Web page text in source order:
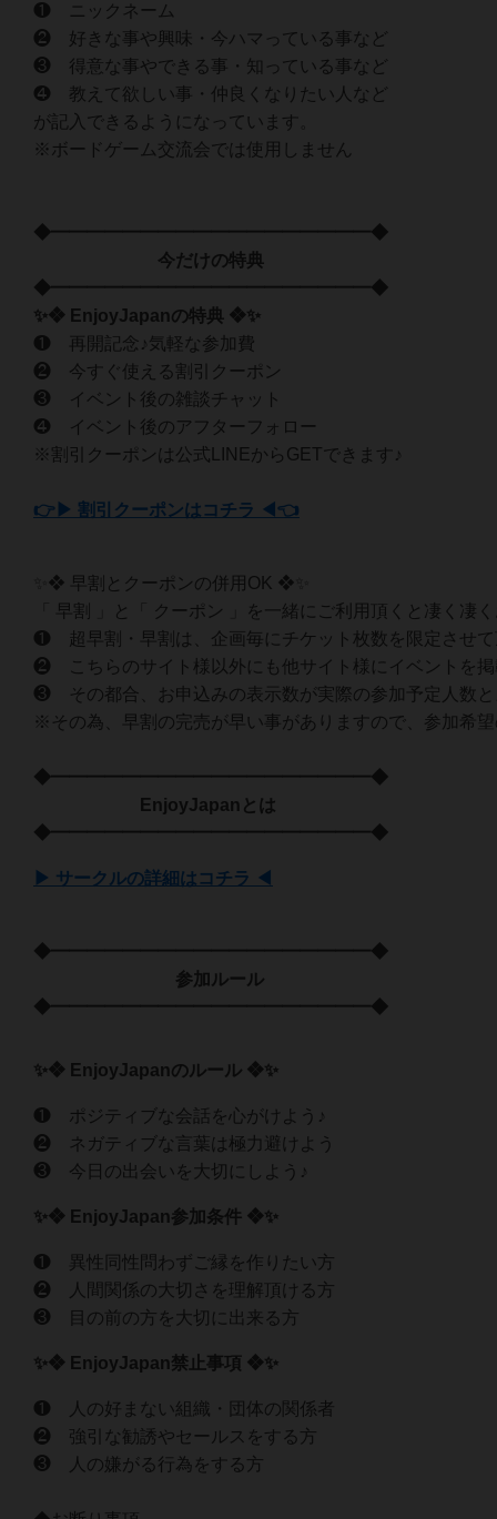
❶ ニックネーム
❷ 好きな事や興味・今ハマっている事など
❸ 得意な事やできる事・知っている事など
❹ 教えて欲しい事・仲良くなりたい人など
が記入できるようになっています。
※ボードゲーム交流会では使用しません
◆━━━━━━━━━━━━━━━━━━◆
今だけの特典
◆━━━━━━━━━━━━━━━━━━◆
✨❖ EnjoyJapanの特典 ❖✨
❶ 再開記念♪気軽な参加費
❷ 今すぐ使える割引クーポン
❸ イベント後の雑談チャット
❹ イベント後のアフターフォロー
※割引クーポンは公式LINEからGETできます♪
👉▶ 割引クーポンはコチラ ◀👈
✨❖ 早割とクーポンの併用OK ❖✨
「 早割 」と「 クーポン 」を一緒にご利用頂くと凄く凄
❶ 超早割・早割は、企画毎にチケット枚数を限定させて
❷ こちらのサイト様以外にも他サイト様にイベントを掲
❸ その都合、お申込みの表示数が実際の参加予定人数と
※その為、早割の完売が早い事がありますので、参加希
◆━━━━━━━━━━━━━━━━━━◆
EnjoyJapanとは
◆━━━━━━━━━━━━━━━━━━◆
▶ サークルの詳細はコチラ ◀
◆━━━━━━━━━━━━━━━━━━◆
参加ルール
◆━━━━━━━━━━━━━━━━━━◆
✨❖ EnjoyJapanのルール ❖✨
❶ ポジティブな会話を心がけよう♪
❷ ネガティブな言葉は極力避けよう
❸ 今日の出会いを大切にしよう♪
✨❖ EnjoyJapan参加条件 ❖✨
❶ 異性同性問わずご縁を作りたい方
❷ 人間関係の大切さを理解頂ける方
❸ 目の前の方を大切に出来る方
✨❖ EnjoyJapan禁止事項 ❖✨
❶ 人の好まない組織・団体の関係者
❷ 強引な勧誘やセールスをする方
❸ 人の嫌がる行為をする方